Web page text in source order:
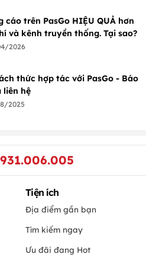
cáo trên PasGo HIỆU QUẢ hơn
và kênh truyền thống. Tại sao?
2026
thức hợp tác với PasGo - Báo
liên hệ
2025
Tiện ích
Địa điểm gần bạn
Tìm kiếm ngay
Ưu đãi đang Hot